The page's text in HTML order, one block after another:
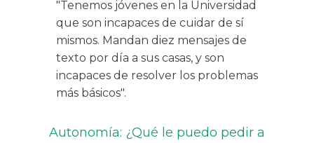
"Tenemos jóvenes en la Universidad
que son incapaces de cuidar de sí
mismos. Mandan diez mensajes de
texto por día a sus casas, y son
incapaces de resolver los problemas
más básicos".
Autonomía: ¿Qué le puedo pedir a